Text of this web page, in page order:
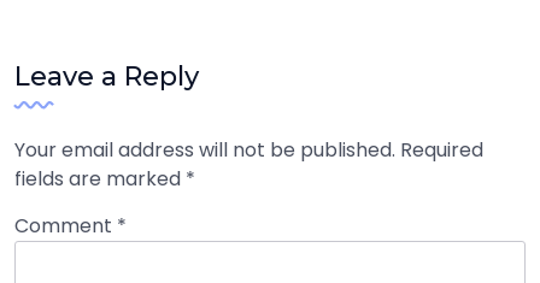
Leave a Reply
Your email address will not be published. Required
fields are marked *
Comment *